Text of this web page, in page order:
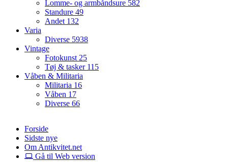
Lomme- og armbåndsure 582
Standure 49
Andet 132
Varia
Diverse 5938
Vintage
Fotokunst25
Tøj & tasker 115
Våben & Militaria
Militaria 16
Våben 17
Diverse 66
Forside
Sidste nye
Om Antikvitet.net
Gå til Web version